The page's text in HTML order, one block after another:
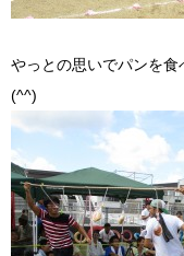
やっとの思いでパンを
(^^)